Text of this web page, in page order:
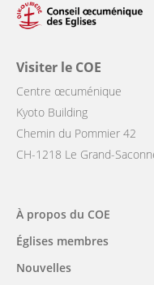
Visiter le COE
Centre œcuménique
Kyoto Building
Chemin du Pommier 42
CH-1218 Le Grand-
Main
navigation
À propos du COE
Églises membres
Nouvelles